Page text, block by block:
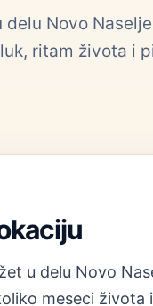
Novo
ritam života i
u delu Novo
meseci života